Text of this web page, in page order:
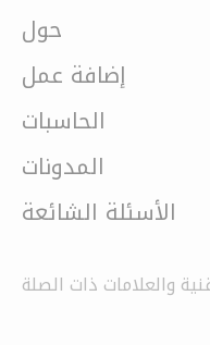
حول
إضافة عمل
الحاسبات
المدونات
الأسئلة الشائعة
والعلامات ذات الصلة